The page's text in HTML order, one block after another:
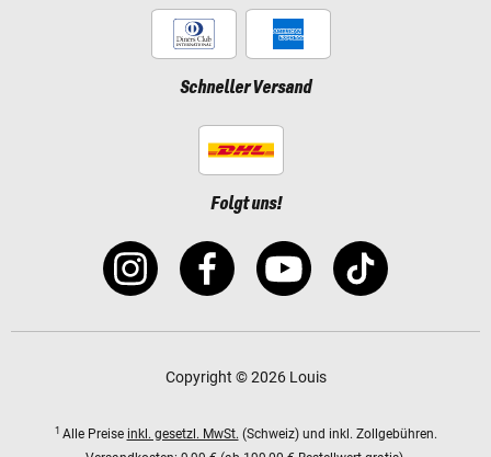
Schneller Versand
Folgt uns!
Copyright © 2026 Louis
1 Alle Preise inkl. gesetzl. MwSt. (Schweiz) und inkl. Zollgebühren.